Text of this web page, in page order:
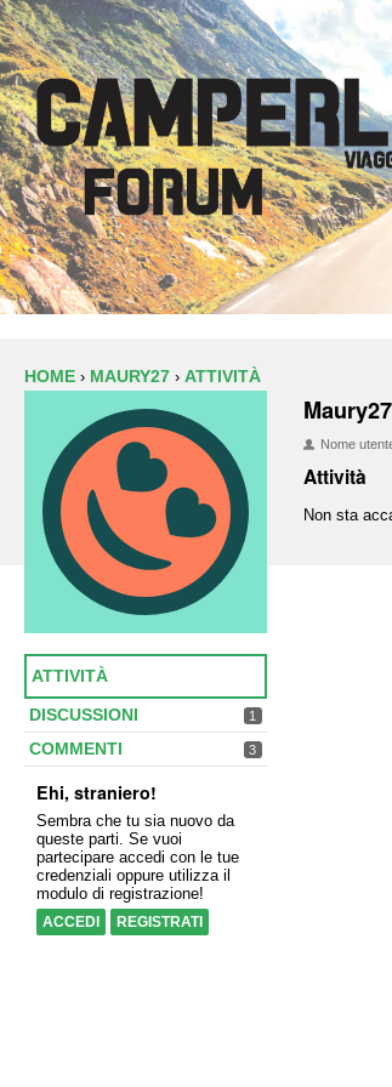
HOME › MAURY27 › ATTIVITÀ
ATTIVITÀ
DISCUSSIONI
1
COMMENTI 3
Ehi, straniero!
Sembra che tu sia nuovo da
queste parti. Se vuoi
partecipare accedi con le tue
credenziali oppure utilizza il
modulo di registrazione!
ACCEDI REGISTRATI
Maury27
Nome
Attività
Non sta